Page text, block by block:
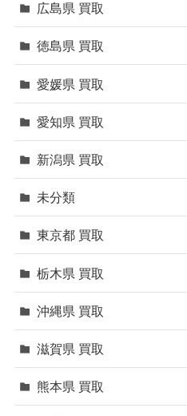
広島県 買取
徳島県 買取
愛媛県 買取
愛知県 買取
新潟県 買取
未分類
東京都 買取
栃木県 買取
沖縄県 買取
滋賀県 買取
熊本県 買取